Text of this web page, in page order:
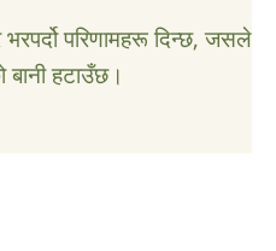
परिणामहरू दिन्छ, जसले
हटाउँछ।